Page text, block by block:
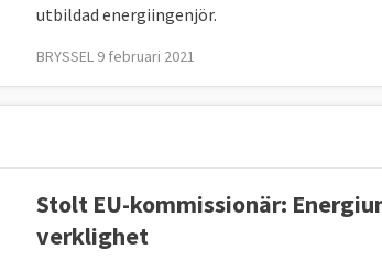
utbildad energiingenjör.
BRYSSEL 9 februari 2021
Stolt EU-kommissionär:
verklighet